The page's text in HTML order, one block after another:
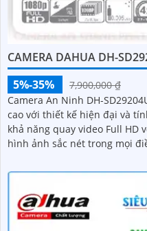
CAMERA DAHUA DH-
5%-35%
7,900,000 ₫
Camera An Ninh DH-
cao với thiết kế hiện đại và tính năng
khả năng quay video Full HD
hình ảnh sắc nét trong mọi